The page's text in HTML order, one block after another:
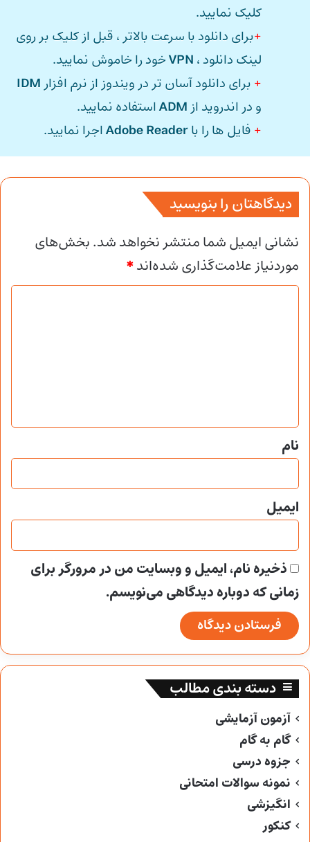
کلیک نمایید.
+برای دانلود با سرعت بالاتر ، قبل از کلیک بر روی
لینک دانلود ، VPNخود را خاموش نمایید.
+ برای دانلود آسان تر در ویندوز از نرم افزار IDM
و در اندروید از ADMاستفاده نمایید.
+ فایل ها را باAdobe Readerاجرا نمایید.
دیدگاهتان را بنویسید
نشانی ایمیل شما منتشر نخواهد شد.بخش‌های
موردنیاز علامت‌گذاری شده‌اند*
د
*
نام
ایمیل
ذخیره نام، ایمیل و وبسایت من در مرورگر برای
زمانی که دوباره دیدگاهی می‌نویسم.
دسته بندی مطالب
آزمون آزمایشی
گام به گام
جزوه درسی
نمونه سوالات امتحانی
انگیزشی
کنکور